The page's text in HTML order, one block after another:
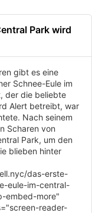
Park wird
gibt es eine
Schnee-Eule im
der die beliebte
Alert betreibt, war
Nach seinem
Scharen von
Park, um den
blieben hinter
das-erste-
eule-im-central-
embed-more"
reader-